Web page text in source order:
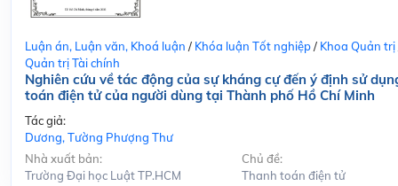
Luận án, Luận văn, Khoá luận / Khóa luận Tốt nghiệp/ Khoa Quản trị
Quản trị Tài chính
Nghiên cứu về tác động của sự kháng cự đến ý định sử
toán điện tử của người dùng tại Thành phố Hồ Chí Minh
Tác giả:
Dương, Tường Phượng Thư
Nhà xuất bản:
Trường Đại học Luật TP.HCM
Chủ đề:
Thanh toán điện tử